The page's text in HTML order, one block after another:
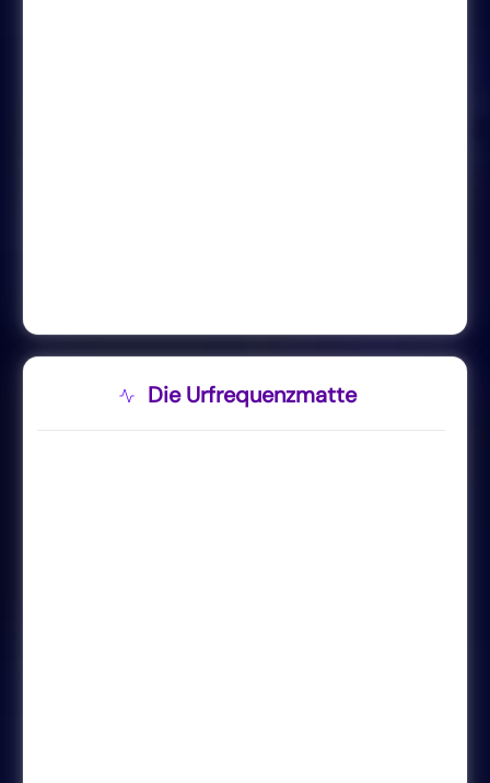
Die Urfrequenzmatte